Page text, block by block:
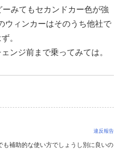
みてもセカンドカー色が強
ウィンカーはそのうち他社で
。
ンジ前まで乗ってみては。
違反報告
補助的な使い方でしょうし別に良いの